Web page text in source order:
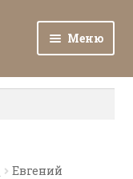
Меню
Евгений